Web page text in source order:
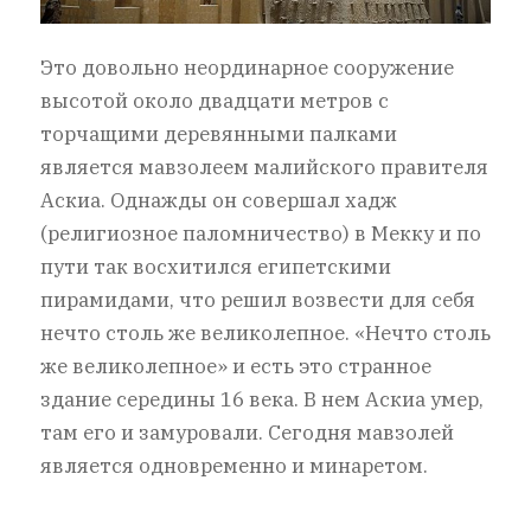
Это довольно неординарное сооружение
высотой около двадцати метров с
торчащими деревянными палками
является мавзолеем малийского правителя
Аскиа. Однажды он совершал хадж
(религиозное паломничество) в Мекку и по
пути так восхитился египетскими
пирамидами, что решил возвести для себя
нечто столь же великолепное. «Нечто столь
же великолепное» и есть это странное
здание середины 16 века. В нем Аскиа умер,
там его и замуровали. Сегодня мавзолей
является одновременно и минаретом.